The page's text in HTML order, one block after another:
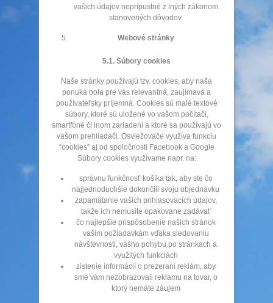
vašich údajov neprípustné z iných zákonom
stanovených dôvodov.
Webové stránky
5.1. Súbory cookies
Naše stránky používajú tzv. cookies, aby naša
ponuka bola pre vás relevantná, zaujímavá a
používateľsky príjemná. Cookies sú malé textové
súbory, ktoré sú uložené vo vašom počítači,
smartfóne či inom zariadení a ktoré sa používajú vo
vašom prehliadači. Osviežovače využíva funkciu
“cookies” aj od spoločnosti Facebook a Google
Súbory cookies využívame napr. na:
správnu funkčnosť košíka tak, aby ste čo
najjednoduchšie dokončili svoju objednávku
zapamätanie vašich prihlasovacích údajov,
takže ich nemusíte opakovane zadávať
čo najlepšie prispôsobenie našich stránok
vašim požiadavkám vďaka sledovaniu
návštevnosti, vášho pohybu po stránkach a
využitých funkciách
zistenie informácií o prezeraní reklám, aby
sme vám nezobrazovali reklamu na tovar, o
ktorý nemáte záujem